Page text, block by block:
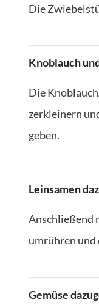
Die
Knoblauch
Die
zerkleinern
geben.
Leinsamen
Anschließend
umrühren und
Gemüse